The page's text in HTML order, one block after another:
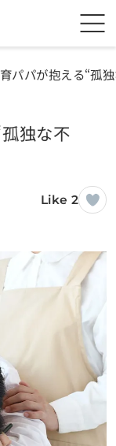
パパが抱える“孤
独な不
Like 2